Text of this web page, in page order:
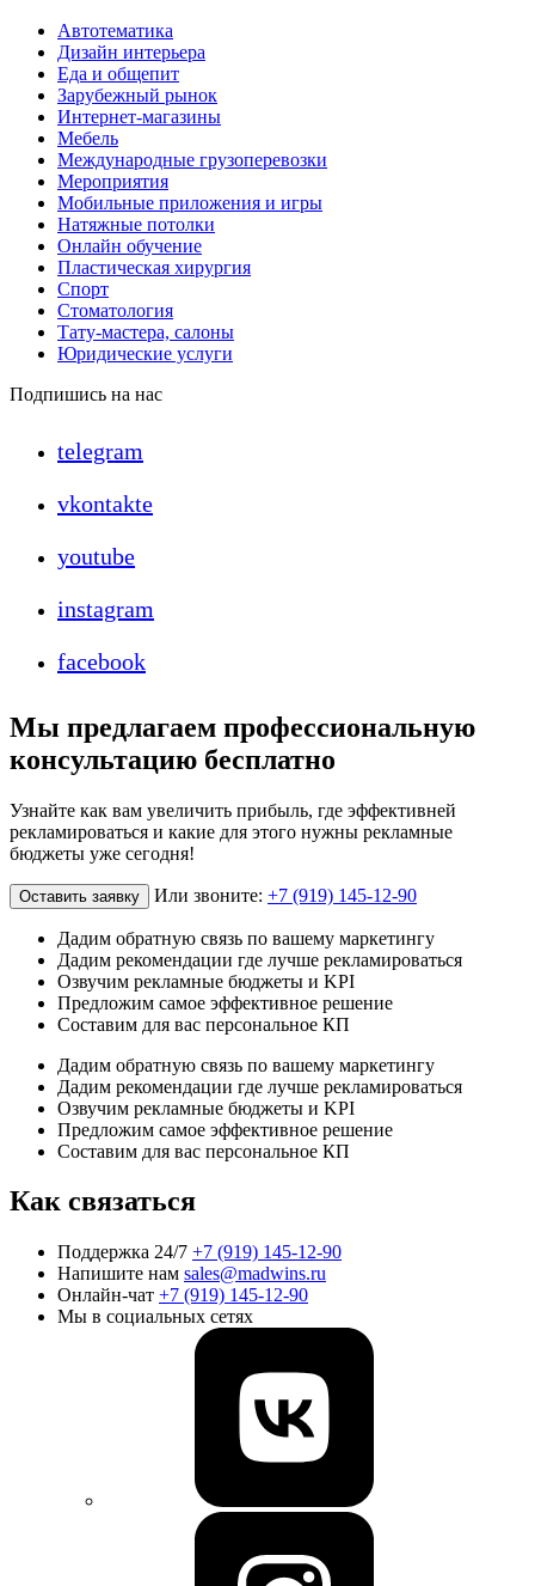
Автотематика
Дизайн интерьера
Еда и общепит
Зарубежный рынок
Интернет-магазины
Мебель
Международные грузоперевозки
Мероприятия
Мобильные приложения и игры
Натяжные потолки
Онлайн обучение
Пластическая хирургия
Спорт
Стоматология
Тату-мастера, салоны
Юридические услуги
Подпишись на нас
telegram
vkontakte
youtube
instagram
facebook
Мы предлагаем профессиональную
консультацию бесплатно
Узнайте как вам увеличить прибыль, где эффективней
рекламироваться и какие для этого нужны рекламные
бюджеты уже сегодня!
Оставить заявку Или звоните: +7 (919) 145-12-90
Дадим обратную связь по вашему маркетингу
Дадим рекомендации где лучше рекламироваться
Озвучим рекламные бюджеты и KPI
Предложим самое эффективное решение
Составим для вас персональное КП
Дадим обратную связь по вашему маркетингу
Дадим рекомендации где лучше рекламироваться
Озвучим рекламные бюджеты и KPI
Предложим самое эффективное решение
Составим для вас персональное КП
Как связаться
Поддержка 24/7 +7 (919) 145-12-90
Напишите нам sales@madwins.ru
Онлайн-чат +7 (919) 145-12-90
Мы в социальных сетях